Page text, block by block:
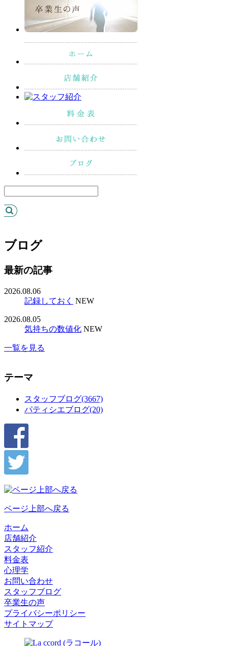
ブログ
最新の記事
2026.08.06
記録しておく NEW
2026.08.05
気持ちの数値化 NEW
一覧を見る
テーマ
スタッフブログ(3667)
パティシエブログ(20)
ページ上部へ戻る
ホーム
店舗紹介
スタッフ紹介
料金表
心理学
お問い合わせ
スタッフブログ
卒業生の声
プライバシーポリシー
サイトマップ